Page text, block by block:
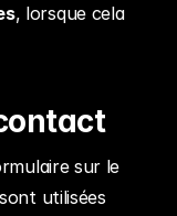
, lorsque cela
sur le
utilisées